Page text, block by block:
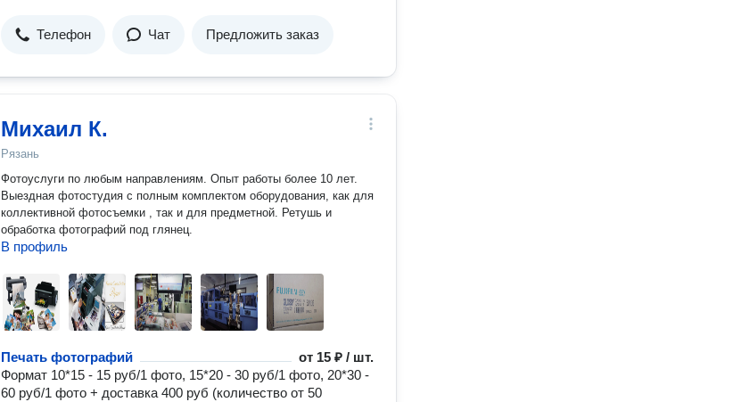
Телефон Чат Предложить заказ
Михаил К.
Рязань
Фотоуслуги по любым направлениям. Опыт работы более 10 лет.
Выездная фотостудия с полным комплектом оборудования, как для
коллективной фотосъемки , так и для предметной. Ретушь и
обработка фотографий под глянец.
В профиль
Печать фотографий от 15 ₽ / шт.
Формат 10*15 - 15 руб/1 фото, 15*20 - 30 руб/1 фото, 20*30 -
60 руб/1 фото + доставка 400 руб (количество от 50